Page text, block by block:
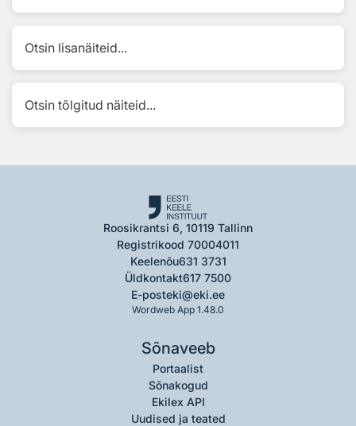
Otsin lisanäiteid...
Otsin tõlgitud näiteid...
Roosikrantsi 6, 10119 Tallinn
Registrikood 70004011
Keelenõu631 3731
Üldkontakt617 7500
E-posteki@eki.ee
Wordweb App 1.48.0
Sõnaveeb
Portaalist
Sõnakogud
Ekilex API
Uudised ja teated